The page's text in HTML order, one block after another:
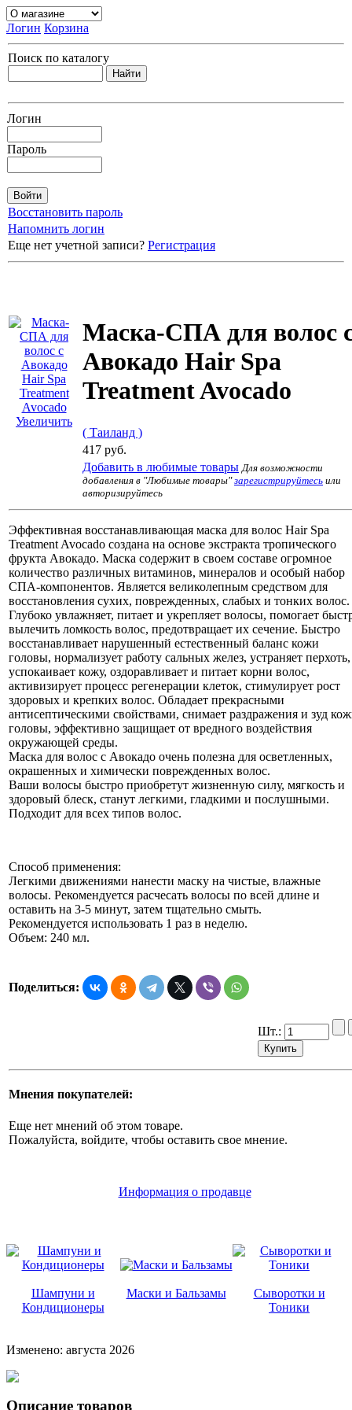
Логин Корзина
Поиск по каталогу
Логин
Пароль
Восстановить пароль
Напомнить логин
Еще нет учетной записи? Регистрация
Увеличить
Маска-СПА для волос
Авокадо Hair Spa
Treatment Avocado
( Таиланд )
417 руб.
Добавить в любимые товары Для возможности
добавления в "Любимые товары"зарегистрируйтесь или
авторизируйтесь
Эффективная восстанавливающая маска для волос Hair Spa
Treatment Avocado создана на основе экстракта тропического
фрукта Авокадо. Маска содержит в своем составе огромное
количество различных витаминов, минералов и особый набор
СПА-компонентов. Является великолепным средством для
восстановления сухих, поврежденных, слабых и тонких волос.
Глубоко увлажняет, питает и укрепляет волосы, помогает
вылечить ломкость волос, предотвращает их сечение. Быстро
восстанавливает нарушенный естественный баланс кожи
головы, нормализует работу сальных желез, устраняет перхоть,
успокаивает кожу, оздоравливает и питает корни волос,
активизирует процесс регенерации клеток, стимулирует рост
здоровых и крепких волос. Обладает прекрасными
антисептическими свойствами, снимает раздражения и зуд
головы, эффективно защищает от вредного воздействия
окружающей среды.
Маска для волос с Авокадо очень полезна для осветленных,
окрашенных и химически поврежденных волос.
Ваши волосы быстро приобретут жизненную силу, мягкость и
здоровый блеск, станут легкими, гладкими и послушными.
Подходит для всех типов волос.
Способ применения:
Легкими движениями нанести маску на чистые, влажные
волосы. Рекомендуется расчесать волосы по всей длине и
оставить на 3-5 минут, затем тщательно смыть.
Рекомендуется использовать 1 раз в неделю.
Объем: 240 мл.
Поделиться:
Шт.:
Мнения покупателей:
Еще нет мнений об этом товаре.
Пожалуйста, войдите, чтобы оставить свое мнение.
Информация о продавце
Шампуни и
Кондиционеры
Маски и Бальзамы
Сыворотки и
Тоники
Изменено: августа 2026
Описание товаров